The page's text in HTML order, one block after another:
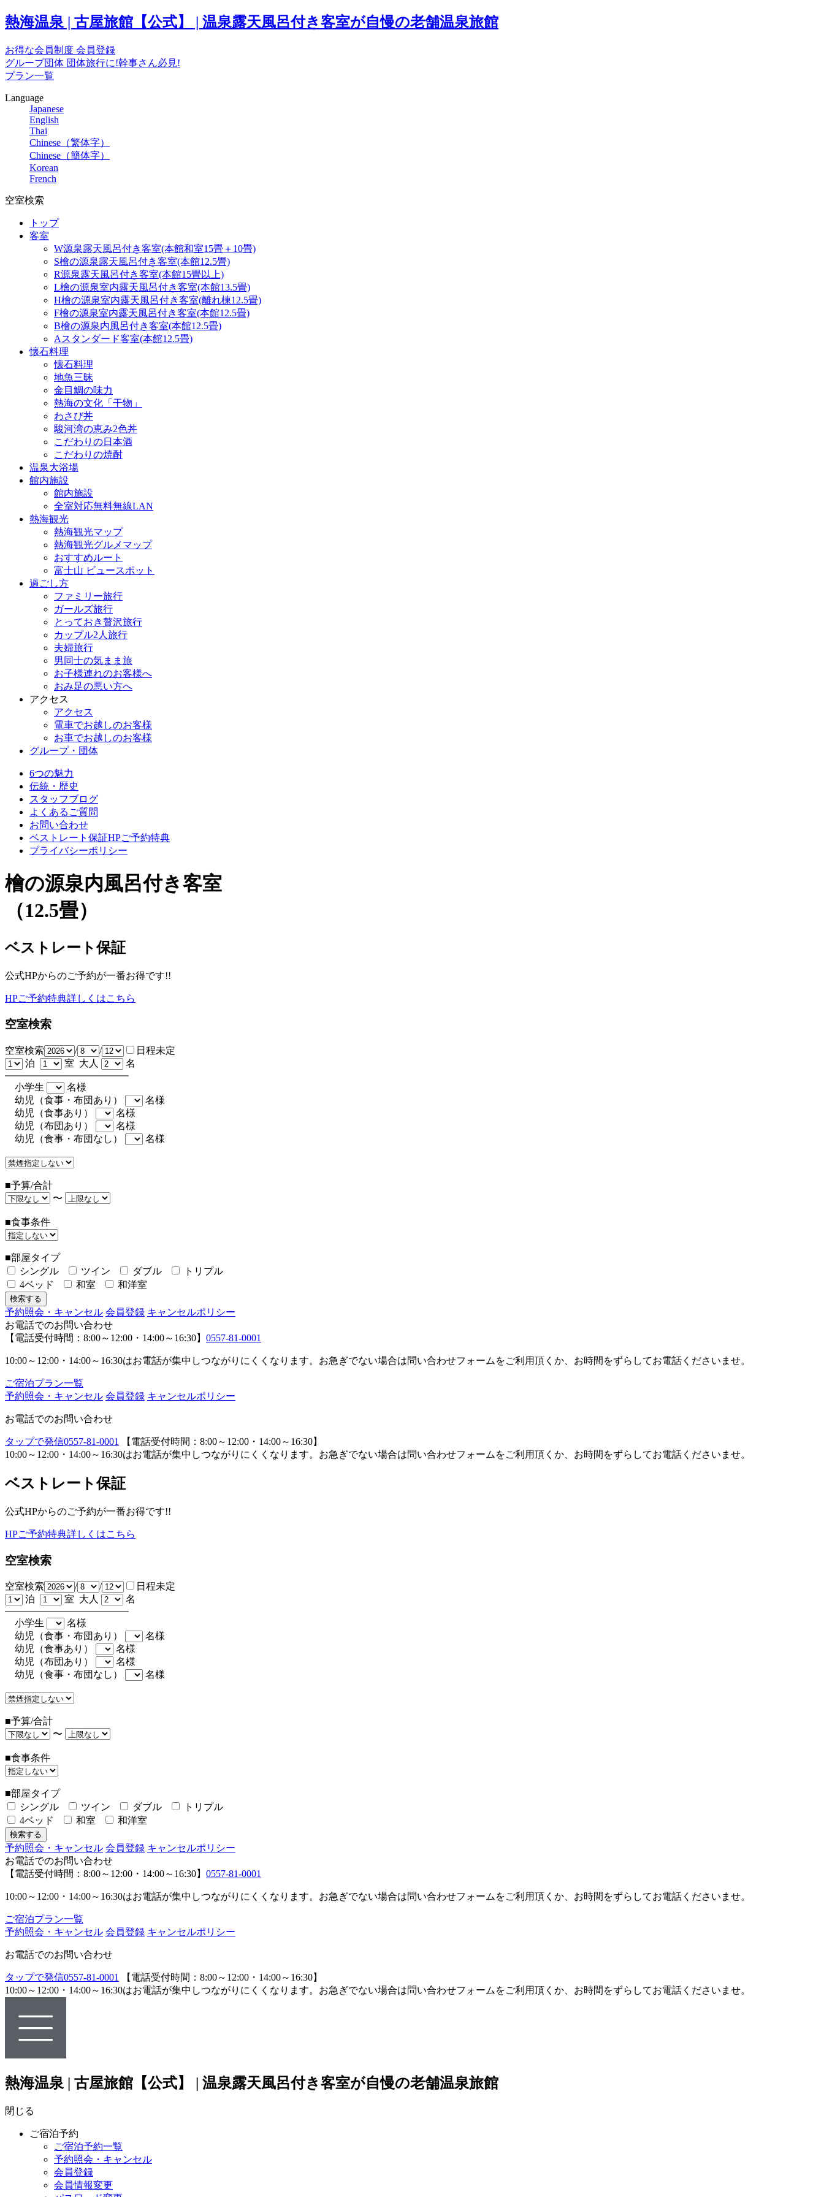
熱海温泉 | 古屋旅館【公式】 | 温泉露天風呂付き客室が自慢の老舗温泉旅館
お得な会員制度 会員登録
グループ団体 団体旅行に!幹事さん必見!
プラン一覧
Language
Japanese
English
Thai
Chinese（繁体字）
Chinese（簡体字）
Korean
French
空室検索
トップ
客室
W源泉露天風呂付き客室(本館和室15畳＋10畳)
S檜の源泉露天風呂付き客室(本館12.5畳)
R源泉露天風呂付き客室(本館15畳以上)
L檜の源泉室内露天風呂付き客室(本館13.5畳)
H檜の源泉室内露天風呂付き客室(離れ棟12.5畳)
F檜の源泉室内露天風呂付き客室(本館12.5畳)
B檜の源泉内風呂付き客室(本館12.5畳)
Aスタンダード客室(本館12.5畳)
懐石料理
懐石料理
地魚三昧
金目鯛の味力
熱海の文化「干物」
わさび丼
駿河湾の恵み2色丼
こだわりの日本酒
こだわりの焼酎
温泉大浴場
館内施設
館内施設
全室対応無料無線LAN
熱海観光
熱海観光マップ
熱海観光グルメマップ
おすすめルート
富士山 ビュースポット
過ごし方
ファミリー旅行
ガールズ旅行
とっておき贅沢旅行
カップル2人旅行
夫婦旅行
男同士の気まま旅
お子様連れのお客様へ
おみ足の悪い方へ
アクセス
アクセス
電車でお越しのお客様
お車でお越しのお客様
グループ・団体
6つの魅力
伝統・歴史
スタッフブログ
よくあるご質問
お問い合わせ
ベストレート保証HPご予約特典
プライバシーポリシー
檜の源泉内風呂付き客室
（12.5畳）
ベストレート保証
公式HPからのご予約が一番お得です!!
HPご予約特典詳しくはこちら
空室検索
空室検索 / /
日程未定
泊
室 大人 名
小学生
名様
幼児（食事・布団あり）
名様
幼児（食事あり）
名様
幼児（布団あり）
名様
幼児（食事・布団なし）
名様
■予算/合計
〜
■食事条件
■部屋タイプ
シングル
ツイン ダブル
トリプル
4ベッド
和室 和洋室
予約照会・キャンセル 会員登録 キャンセルポリシー
お電話でのお問い合わせ
【電話受付時間：8:00～12:00・14:00～16:30】 0557-81-0001
10:00～12:00・14:00～16:30はお電話が集中しつながりにくくなります。お急ぎでない場合は問い合わせフォームをご利用頂くか、お時間をずらしてお電話くださいませ。
ご宿泊プラン一覧
予約照会・キャンセル 会員登録 キャンセルポリシー
お電話でのお問い合わせ
タップで発信0557-81-0001
【電話受付時間：8:00～12:00・14:00～16:30】
10:00～12:00・14:00～16:30はお電話が集中しつながりにくくなります。お急ぎでない場合は問い合わせフォームをご利用頂くか、お時間をずらしてお電話くださいませ。
ベストレート保証
公式HPからのご予約が一番お得です!!
HPご予約特典詳しくはこちら
空室検索
空室検索 / /
日程未定
泊
室 大人 名
小学生
名様
幼児（食事・布団あり）
名様
幼児（食事あり）
名様
幼児（布団あり）
名様
幼児（食事・布団なし）
名様
■予算/合計
〜
■食事条件
■部屋タイプ
シングル
ツイン ダブル
トリプル
4ベッド
和室 和洋室
予約照会・キャンセル 会員登録 キャンセルポリシー
お電話でのお問い合わせ
【電話受付時間：8:00～12:00・14:00～16:30】 0557-81-0001
10:00～12:00・14:00～16:30はお電話が集中しつながりにくくなります。お急ぎでない場合は問い合わせフォームをご利用頂くか、お時間をずらしてお電話くださいませ。
ご宿泊プラン一覧
予約照会・キャンセル 会員登録 キャンセルポリシー
お電話でのお問い合わせ
タップで発信0557-81-0001
【電話受付時間：8:00～12:00・14:00～16:30】
10:00～12:00・14:00～16:30はお電話が集中しつながりにくくなります。お急ぎでない場合は問い合わせフォームをご利用頂くか、お時間をずらしてお電話くださいませ。
熱海温泉 | 古屋旅館【公式】 | 温泉露天風呂付き客室が自慢の老舗温泉旅館
閉じる
ご宿泊予約
ご宿泊予約一覧
予約照会・キャンセル
会員登録
会員情報変更